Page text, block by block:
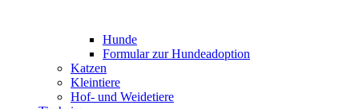
Hunde
Formular zur Hundeadoption
Katzen
Kleintiere
Hof- und Weidetiere